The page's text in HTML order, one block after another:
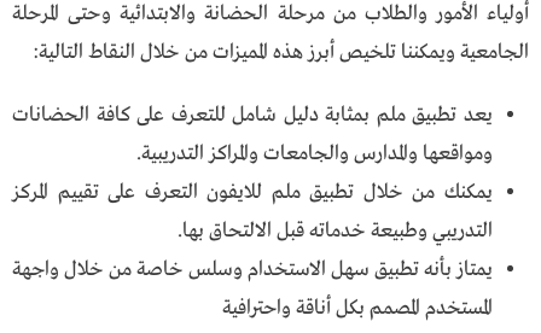
أولياء الأمور والطلاب من مرحلة الحضانة والابتدائية وحتى المرحلة
الجامعية ويمكننا تلخيص أبرز هذه المميزات من خلال النقاط التالية:
يعد تطبيق ملم بمثابة دليل شامل للتعرف على كافة الحضانات
ومواقعها والمدارس والجامعات والمراكز التدريبية.
يمكنك من خلال تطبيق ملم للايفون التعرف على تقييم المركز
التدريبي وطبيعة خدماته قبل الالتحاق بها.
يمتاز بأنه تطبيق سهل الاستخدام وسلس خاصة من خلال واجهة
المستخدم المصمم بكل أناقة واحترافية